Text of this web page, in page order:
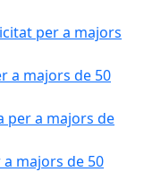
per a majors
a majors de 50
per a majors de
majors de 50